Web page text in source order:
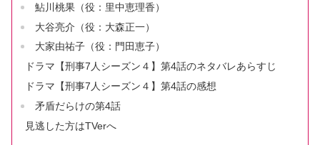
鮎川桃果（役：里中恵理香）
大谷亮介（役：大森正一）
大家由祐子（役：門田恵子）
ドラマ【刑事7人シーズン４】第4話のネタバレあらすじ
ドラマ【刑事7人シーズン４】第4話の感想
矛盾だらけの第4話
見逃した方はTVerへ